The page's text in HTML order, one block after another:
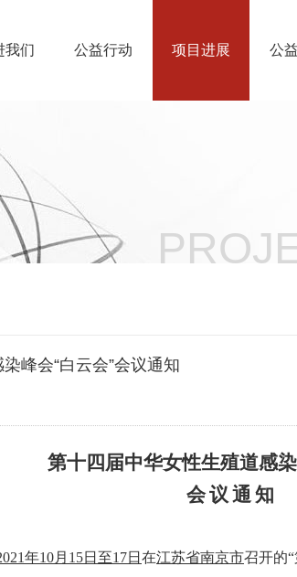
我们 公益行动 项目进展 公
峰会“白云会”会议通知
第十四届中华女性生殖道感
会议 通知
年10月15日至17日 在江苏省南京市召开的